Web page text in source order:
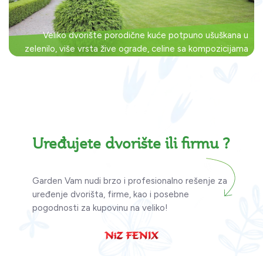
Veliko dvorište porodične kuće potpuno ušuškana u
zelenilo, više vrsta žive ograde, celine sa kompozicijama
Uređujete dvorište ili firmu ?
Garden Vam nudi brzo i profesionalno rešenje za
uređenje dvorišta, firme, kao i posebne
pogodnosti za kupovinu na veliko!